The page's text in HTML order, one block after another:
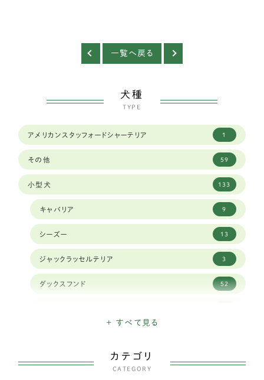
一覧へ戻る
犬種
TYPE
アメリカンスタッフォードシャーテリア 1
その他 59
小型犬 133
キャバリア 9
シーズー 13
ジャックラッセルテリア 3
ダックスフンド 52
+ すべて見る
カテゴリ
CATEGORY